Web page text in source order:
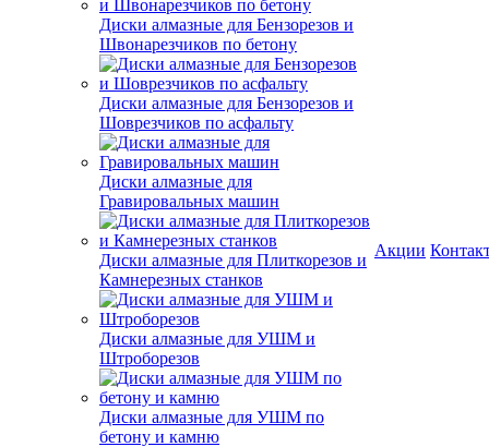
Диски алмазные для Бензорезов и
Швонарезчиков по бетону
Диски алмазные для Бензорезов и
Шоврезчиков по асфальту
Диски алмазные для
Гравировальных машин
Диски алмазные для Плиткорезов и
Камнерезных станков
Диски алмазные для УШМ и
Штроборезов
Диски алмазные для УШМ по
бетону и камню
Акции